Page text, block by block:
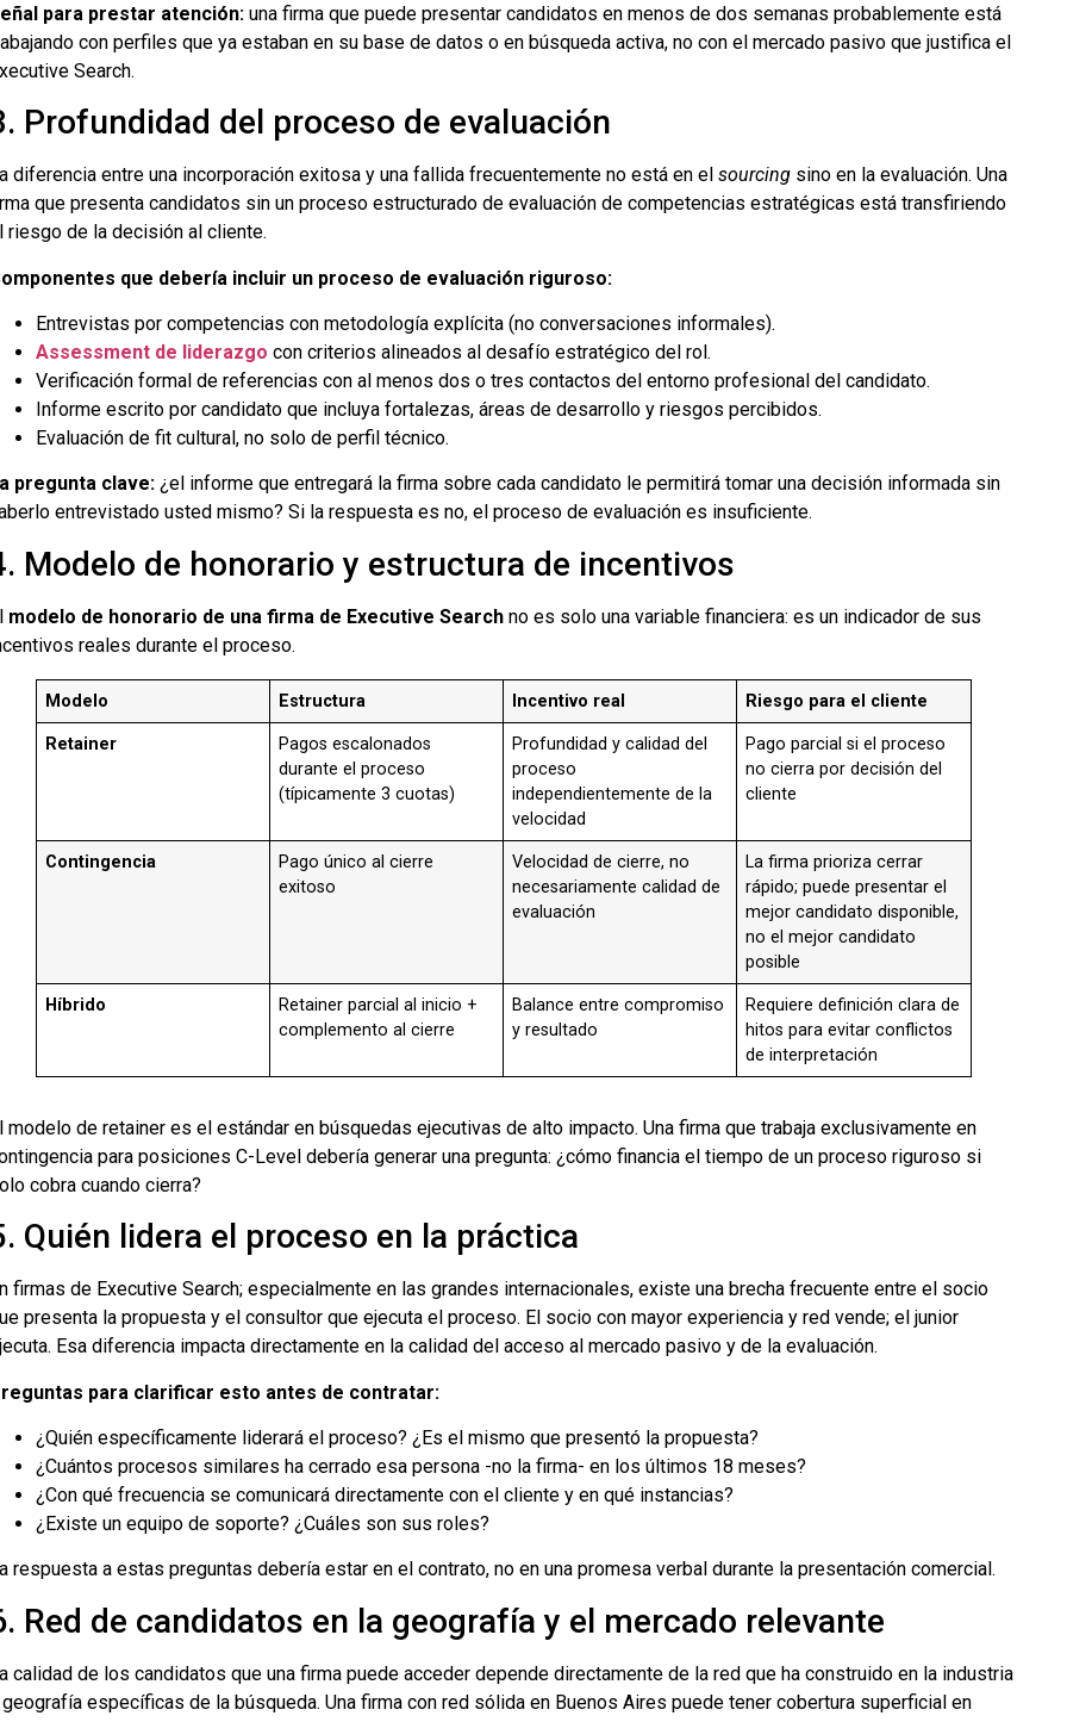
para prestar atención: una firma que puede presentar candidatos en menos de dos semanas probablemente está
con perfiles que ya estaban en su base de datos o en búsqueda activa, no con el mercado pasivo que justifica el
Search.
Profundidad del proceso de evaluación
diferencia entre una incorporación exitosa y una fallida frecuentemente no está en el sourcing sino en la evaluación. Una
que presenta candidatos sin un proceso estructurado de evaluación de competencias estratégicas está transfiriendo
riesgo de la decisión al cliente.
que debería incluir un proceso de evaluación riguroso:
Entrevistas por competencias con metodología explícita (no conversaciones informales).
Assessment de liderazgo con criterios alineados al desafío estratégico del rol.
Verificación formal de referencias con al menos dos o tres contactos del entorno profesional del candidato.
Informe escrito por candidato que incluya fortalezas, áreas de desarrollo y riesgos percibidos.
Evaluación de fit cultural, no solo de perfil técnico.
pregunta clave: ¿el informe que entregará la firma sobre cada candidato le permitirá tomar una decisión informada sin
entrevistado usted mismo? Si la respuesta es no, el proceso de evaluación es insuficiente.
Modelo de honorario y estructura de incentivos
modelo de honorario de una firma de Executive Search no es solo una variable financiera: es un indicador de sus
reales durante el proceso.
Modelo Estructura Incentivo real Riesgo para el cliente
Retainer
Pagos escalonados
durante el proceso
(típicamente 3 cuotas)
Profundidad y calidad del
proceso
independientemente de la
velocidad
Pago parcial si el proceso
no cierra por decisión del
cliente
Contingencia
Pago único al cierre
exitoso
Velocidad de cierre, no
necesariamente calidad de
evaluación
La firma prioriza cerrar
rápido; puede presentar el
mejor candidato disponible,
no el mejor candidato
posible
Híbrido
Retainer parcial al inicio +
complemento al cierre
Balance entre compromiso
y resultado
Requiere definición clara de
hitos para evitar conflictos
de interpretación
modelo de retainer es el estándar en búsquedas ejecutivas de alto impacto. Una firma que trabaja exclusivamente en
para posiciones C-Level debería generar una pregunta: ¿cómo financia el tiempo de un proceso riguroso si
cobra cuando cierra?
Quién lidera el proceso en la práctica
firmas de Executive Search; especialmente en las grandes internacionales, existe una brecha frecuente entre el socio
presenta la propuesta y el consultor que ejecuta el proceso. El socio con mayor experiencia y red vende; el junior
Esa diferencia impacta directamente en la calidad del acceso al mercado pasivo y de la evaluación.
para clarificar esto antes de contratar:
¿Quién específicamente liderará el proceso? ¿Es el mismo que presentó la propuesta?
¿Cuántos procesos similares ha cerrado esa persona -no la firma- en los últimos 18 meses?
¿Con qué frecuencia se comunicará directamente con el cliente y en qué instancias?
¿Existe un equipo de soporte? ¿Cuáles son sus roles?
respuesta a estas preguntas debería estar en el contrato, no en una promesa verbal durante la presentación comercial.
Red de candidatos en la geografía y el mercado relevante
calidad de los candidatos que una firma puede acceder depende directamente de la red que ha construido en la industria
específicas de la búsqueda. Una firma con red sólida en Buenos Aires puede tener cobertura superficial en